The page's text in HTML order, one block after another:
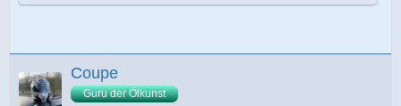
Coupe
Guru der Ölkunst